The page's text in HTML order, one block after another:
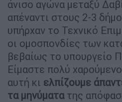
άνισο αγώνα μεταξύ
απέναντι στους 2-3
υπήρχαν το Τεχνικό
οι ομοσπονδίες των
βεβαίως το υπουργείο
Είμαστε πολύ
αυτή κι ελπίζουμε
τα μηνύματατης